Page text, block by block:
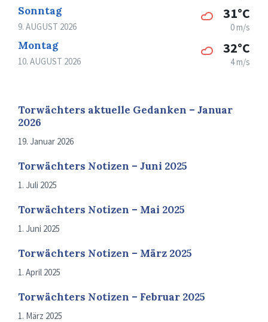
Sonntag
9. AUGUST 2026
31°C
0 m/s
Montag
10. AUGUST 2026
32°C
4 m/s
Torwächters aktuelle Gedanken – Januar
2026
19. Januar 2026
Torwächters Notizen – Juni 2025
1. Juli 2025
Torwächters Notizen – Mai 2025
1. Juni 2025
Torwächters Notizen – März 2025
1. April 2025
Torwächters Notizen – Februar 2025
1. März 2025